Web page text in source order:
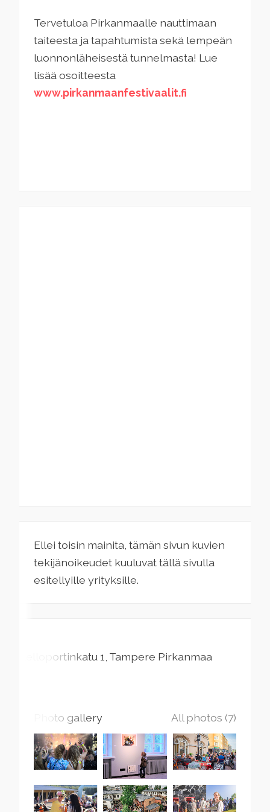
Tervetuloa Pirkanmaalle nauttimaan
taiteesta ja tapahtumista sekä lempeän
luonnonläheisestä tunnelmasta! Lue
lisää osoitteesta
www.pirkanmaanfestivaalit.fi
Ellei toisin mainita, tämän sivun kuvien
tekijänoikeudet kuuluvat tällä sivulla
esitellyille yrityksille.
Kelloportinkatu1 Tampere Pirkanmaa
Photo gallery All photos (7)